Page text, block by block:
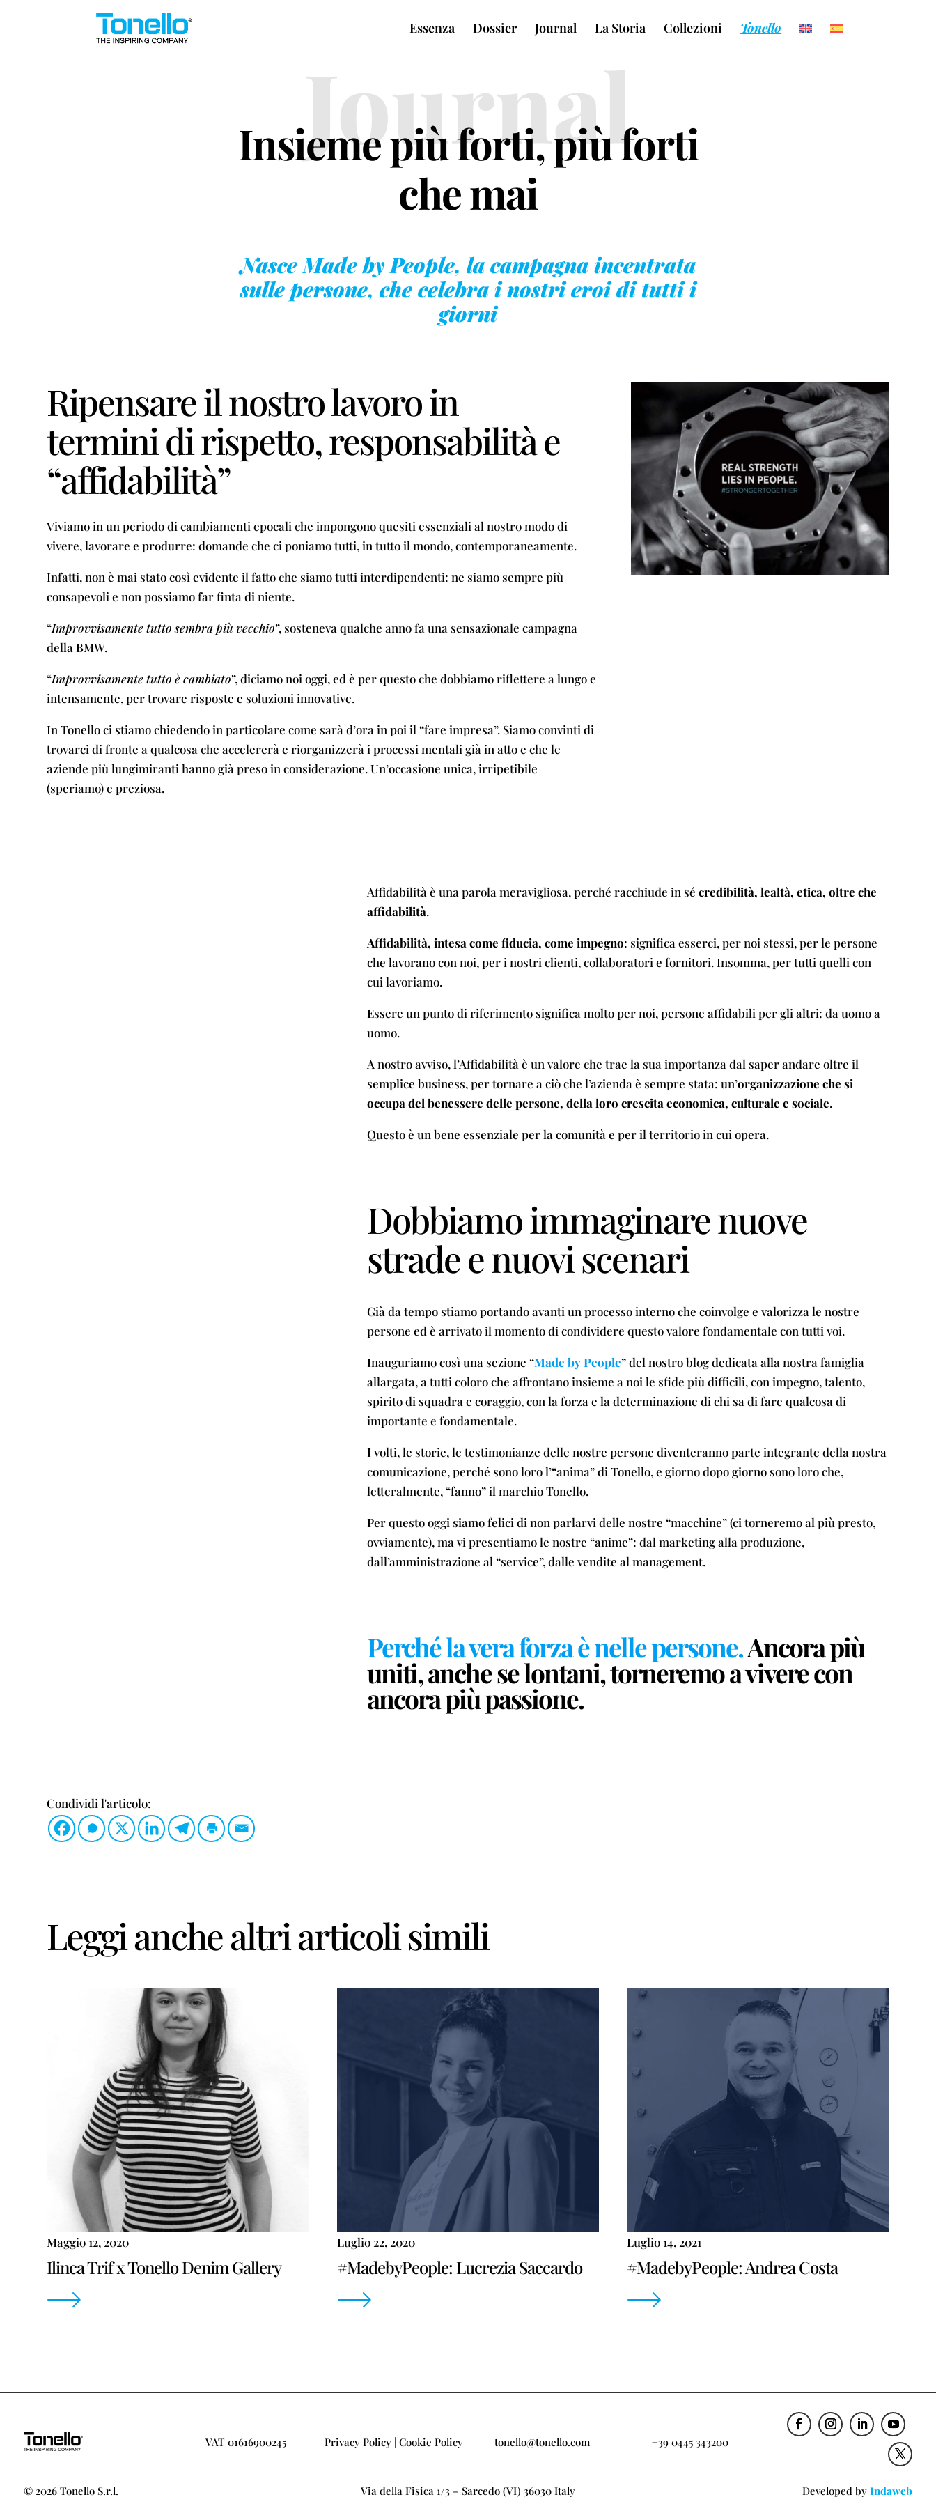
Essenza Dossier Journal La Storia Collezioni Tonello
Insieme più forti, più forti
che mai
Journal
Nasce Made by People, la campagna incentrata
sulle persone, che celebra i nostri eroi di tutti i
giorni
Ripensare il nostro lavoro in
termini di rispetto, responsabilità e
“affidabilità”
Viviamo in un periodo di cambiamenti epocali che impongono quesiti essenziali al nostro modo di
vivere, lavorare e produrre: domande che ci poniamo tutti, in tutto il mondo, contemporaneamente.
Infatti, non è mai stato così evidente il fatto che siamo tutti interdipendenti: ne siamo sempre più
consapevoli e non possiamo far finta di niente.
“Improvvisamente tutto sembra più vecchio”, sosteneva qualche anno fa una sensazionale campagna
della BMW.
“Improvvisamente tutto è cambiato”, diciamo noi oggi, ed è per questo che dobbiamo riflettere a lungo e
intensamente, per trovare risposte e soluzioni innovative.
In Tonello ci stiamo chiedendo in particolare come sarà d’ora in poi il “fare impresa”. Siamo convinti di
trovarci di fronte a qualcosa che accelererà e riorganizzerà i processi mentali già in atto e che le
aziende più lungimiranti hanno già preso in considerazione. Un’occasione unica, irripetibile
(speriamo) e preziosa.
Affidabilità è una parola meravigliosa, perché racchiude in sé credibilità, lealtà, etica, oltre che
affidabilità.
Affidabilità, intesa come fiducia, come impegno: significa esserci, per noi stessi, per le persone
che lavorano con noi, per i nostri clienti, collaboratori e fornitori. Insomma, per tutti quelli con
cui lavoriamo.
Essere un punto di riferimento significa molto per noi, persone affidabili per gli altri: da uomo a
uomo.
A nostro avviso, l’Affidabilità è un valore che trae la sua importanza dal saper andare oltre il
semplice business, per tornare a ciò che l’azienda è sempre stata: un’organizzazione che si
occupa del benessere delle persone, della loro crescita economica, culturale e sociale.
Questo è un bene essenziale per la comunità e per il territorio in cui opera.
Dobbiamo immaginare nuove
strade e nuovi scenari
Già da tempo stiamo portando avanti un processo interno che coinvolge e valorizza le nostre
persone ed è arrivato il momento di condividere questo valore fondamentale con tutti voi.
Inauguriamo così una sezione “Made by People” del nostro blog dedicata alla nostra famiglia
allargata, a tutti coloro che affrontano insieme a noi le sfide più difficili, con impegno, talento,
spirito di squadra e coraggio, con la forza e la determinazione di chi sa di fare qualcosa di
importante e fondamentale.
I volti, le storie, le testimonianze delle nostre persone diventeranno parte integrante della nostra
comunicazione, perché sono loro l’“anima” di Tonello, e giorno dopo giorno sono loro che,
letteralmente, “fanno” il marchio Tonello.
Per questo oggi siamo felici di non parlarvi delle nostre “macchine” (ci torneremo al più presto,
ovviamente), ma vi presentiamo le nostre “anime”: dal marketing alla produzione,
dall’amministrazione al “service”, dalle vendite al management.
Perché la vera forza è nelle persone.Ancora più
uniti, anche se lontani, torneremo a vivere con
ancora più passione.
Condividi l'articolo:
Leggi anche altri articoli simili
Maggio 12, 2020
Ilinca Trif x Tonello Denim Gallery
Luglio 22, 2020
#MadebyPeople: Lucrezia Saccardo
Luglio 14, 2021
#MadebyPeople: Andrea Costa
VAT 01616900245 Privacy Policy |Cookie Policy tonello@tonello.com +39 0445 343200
© 2026 Tonello S.r.l. Via della Fisica 1/3 – Sarcedo (VI) 36030 Italy Developed byIndaweb